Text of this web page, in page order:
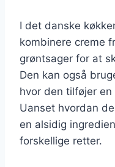
I det danske
kombinere creme
grøntsager for at
Den kan også
hvor den tilføjer
Uanset hvordan
en alsidig
forskellige retter.